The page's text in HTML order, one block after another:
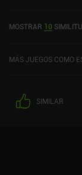
Google Play y de
MOSTRAR 10
MÁS JUEGOS COMO
SIMILAR